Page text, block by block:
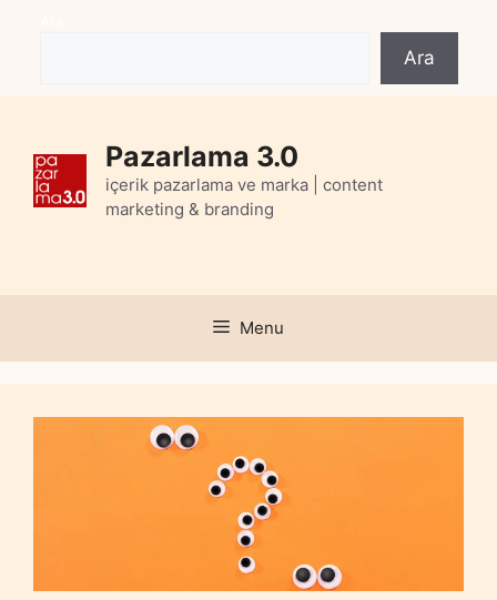
Ara
Pazarlama 3.0
içerik pazarlama ve marka | content
marketing & branding
Menu